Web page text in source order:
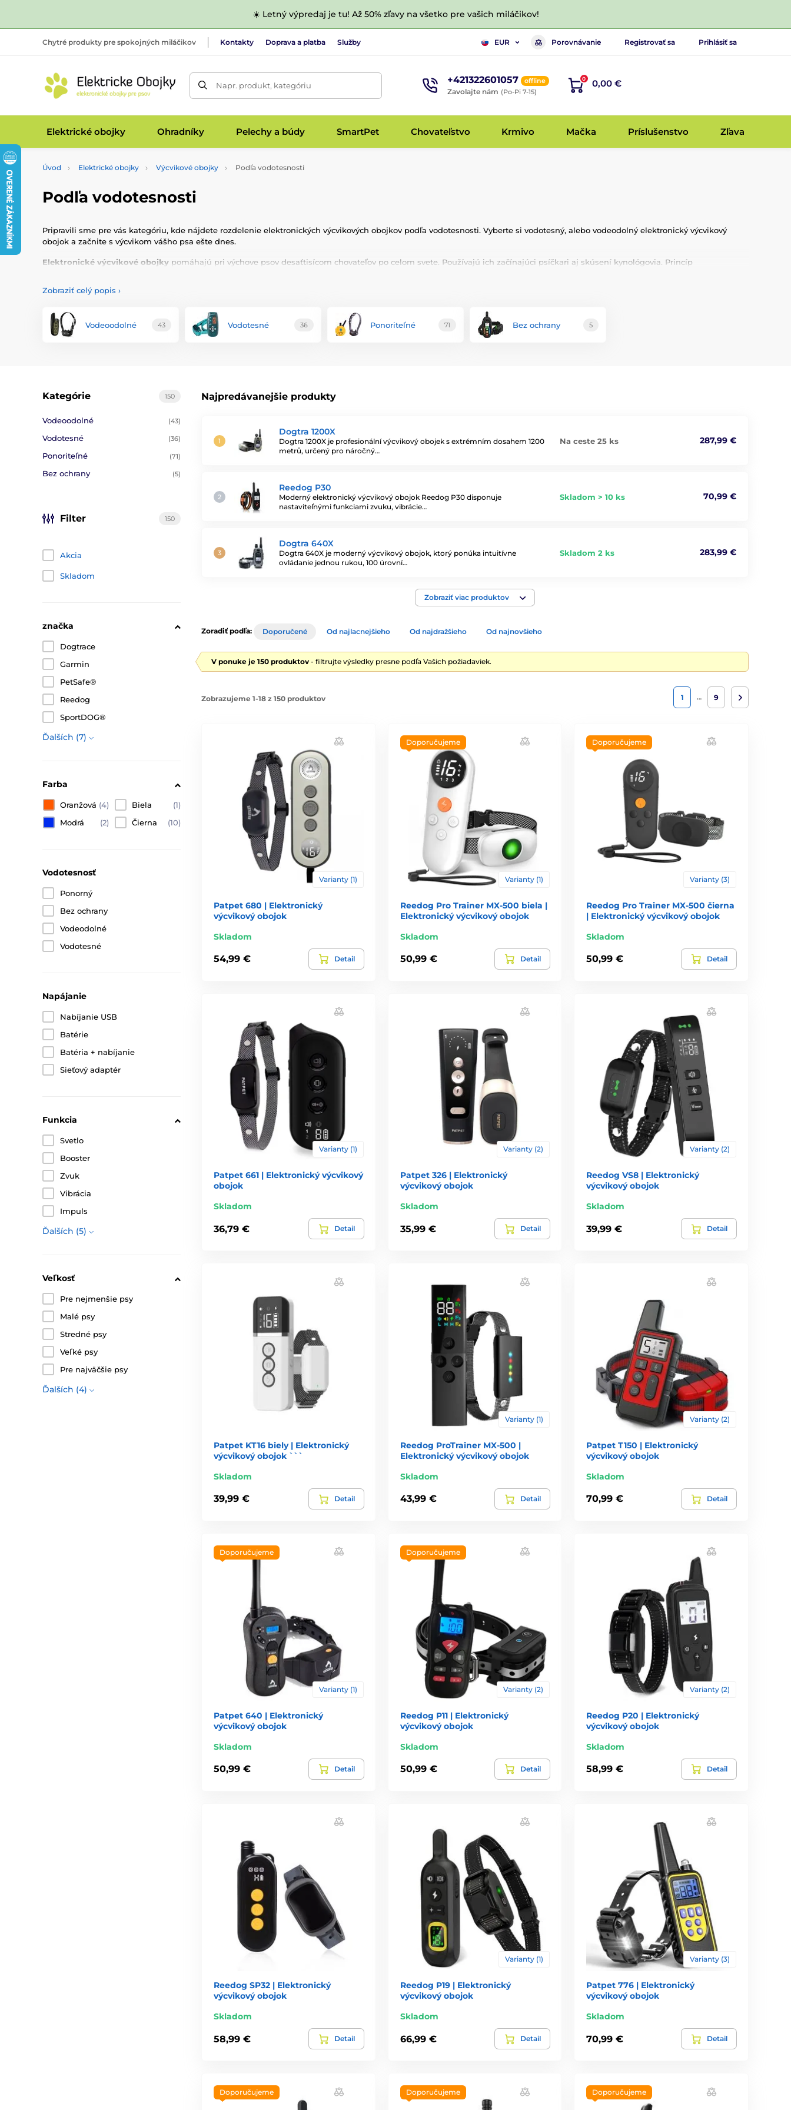
☀️ Letný výpredaj je tu! Až 50% zľavy na všetko pre vašich miláčikov!
Chytré produkty pre spokojných miláčikov Kontakty Doprava a platba Služby EUR Porovnávanie Registrovať sa Prihlásiť sa
Napr. produkt, kategóriu +421322601057 offline
Zavolajte nám (Po-Pi 7-15)
0 0,00 €
Elektrické obojky Ohradníky Pelechy a búdy SmartPet Chovateľstvo Krmivo Mačka Príslušenstvo Zľava
Úvod Elektrické obojky Výcvikové obojky Podľa vodotesnosti
Podľa vodotesnosti
Pripravili sme pre vás kategóriu, kde nájdete rozdelenie elektronických výcvikových obojkov podľa vodotesnosti. Vyberte si vodotesný, alebo vodeodolný elektronický výcvikový
obojok a začnite s výcvikom vášho psa ešte dnes.
Elektronické výcvikové obojky pomáhajú pri výchove psov desaťtisícom chovateľov po celom svete. Používajú ich začínajúci psíčkari aj skúsení kynológovia. Princíp
signálov - zvukový, vibračný a elektrostatický, vďaka ktorým ho ľahko poučíte aj na diaľku. Pretože psy veľmi rýchlo pochopia súslednosť signálov, spravidla ich stačí upozorniť len
doženiete po pol hodine a budete ho trestať následne.
Zobraziť celý popis ›
Vodeoodolné 43 Vodotesné 36 Ponoriteľné 71 Bez ochrany 5
Najpredávanejšie produkty
Dogtra 1200X
Dogtra 1200X je profesionální výcvikový obojek s extrémním dosahem 1200
metrů, určený pro náročný…
Na ceste 25 ks 287,99 €
Reedog P30
Moderný elektronický výcvikový obojok Reedog P30 disponuje
nastaviteľnými funkciami zvuku, vibrácie…
Skladom > 10 ks 70,99 €
Dogtra 640X
Dogtra 640X je moderný výcvikový obojok, ktorý ponúka intuitívne
ovládanie jednou rukou, 100 úrovní…
Skladom 2 ks 283,99 €
Zobraziť viac produktov
150
Kategórie
Vodeoodolné (43)
Vodotesné (36)
Ponoriteľné (71)
Bez ochrany (5)
Filter 150
Akcia
Skladom
značka
Dogtrace
Garmin
PetSafe®
Reedog
SportDOG®
Ďalších (7)
Farba
Oranžová (4) Biela
(1)
Modrá
(2) Čierna (10)
Vodotesnosť
Ponorný
Bez ochrany
Vodeodolné
Vodotesné
Napájanie
Nabíjanie USB
Batérie
Batéria + nabíjanie
Sieťový adaptér
Funkcia
Svetlo
Booster
Zvuk
Vibrácia
Impuls
Ďalších (5)
Veľkosť
Pre nejmenšie psy
Malé psy
Stredné psy
Veľké psy
Pre najväčšie psy
Ďalších (4)
Zoradiť podľa: Doporučené Od najlacnejšieho Od najdražšieho Od najnovšieho
V ponuke je 150 produktov - filtrujte výsledky presne podľa Vašich požiadaviek.
Zobrazujeme 1-18 z 150 produktov 1 … 9
Varianty (1)
Patpet 680 | Elektronický
výcvikový obojok
Skladom
54,99 € Detail
Doporučujeme
Varianty (1)
Reedog Pro Trainer MX-500 biela |
Elektronický výcvikový obojok
Skladom
50,99 € Detail
Doporučujeme
Varianty (3)
Reedog Pro Trainer MX-500 čierna
| Elektronický výcvikový obojok
Skladom
50,99 € Detail
Varianty (1)
Patpet 661 | Elektronický výcvikový
obojok
Skladom
36,79 € Detail
Varianty (2)
Patpet 326 | Elektronický
výcvikový obojok
Skladom
35,99 € Detail
Varianty (2)
Reedog VS8 | Elektronický
výcvikový obojok
Skladom
39,99 € Detail
Patpet KT16 biely | Elektronický
výcvikový obojok ```
Skladom
39,99 € Detail
Varianty (1)
Reedog ProTrainer MX-500 |
Elektronický výcvikový obojok
Skladom
43,99 € Detail
Varianty (2)
Patpet T150 | Elektronický
výcvikový obojok
Skladom
70,99 € Detail
Doporučujeme
Varianty (1)
Patpet 640 | Elektronický
výcvikový obojok
Skladom
50,99 € Detail
Doporučujeme
Varianty (2)
Reedog P11 | Elektronický
výcvikový obojok
Skladom
50,99 € Detail
Varianty (2)
Reedog P20 | Elektronický
výcvikový obojok
Skladom
58,99 € Detail
Reedog SP32 | Elektronický
výcvikový obojok
Skladom
58,99 € Detail
Varianty (1)
Reedog P19 | Elektronický
výcvikový obojok
Skladom
66,99 € Detail
Varianty (3)
Patpet 776 | Elektronický
výcvikový obojok
Skladom
70,99 € Detail
Doporučujeme Doporučujeme Doporučujeme